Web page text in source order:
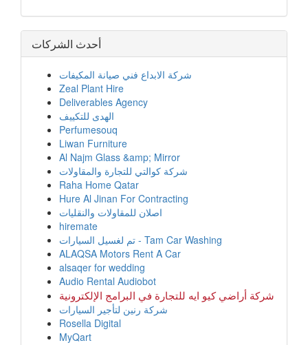
أحدث الشركات
شركة الابداع فني صيانة المكيفات
Zeal Plant Hire
Deliverables Agency
الهدى للتكييف
Perfumesouq
Liwan Furniture
Al Najm Glass &amp; Mirror
شركة كوالتي للتجارة والمقاولات
Raha Home Qatar
Hure Al Jinan For Contracting
اصلان للمقاولات والنقليات
hiremate
تم لغسيل السيارات - Tam Car Washing
ALAQSA Motors Rent A Car
alsaqer for wedding
Audio Rental Audiobot
شركة أراضي كيو ايه للتجارة في البرامج الإلكترونية
شركة رنين لتأجير السيارات
Rosella Digital
MyQart